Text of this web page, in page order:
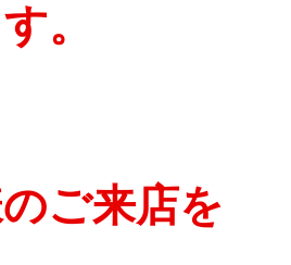
す。
ご来店を